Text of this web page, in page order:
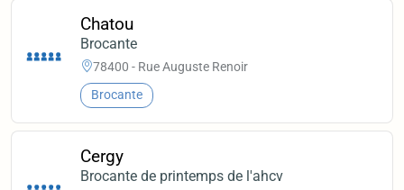
Chatou
Brocante
78400 - Rue Auguste Renoir
Brocante
Cergy
Brocante de printemps de l'ahcv